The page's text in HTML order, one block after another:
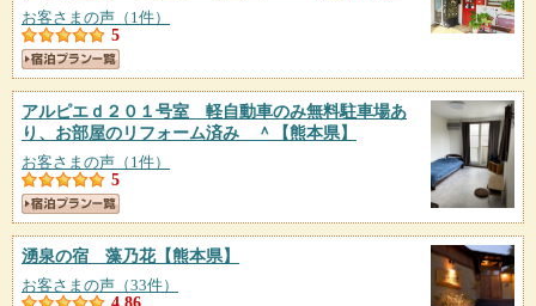
お客さまの声（1件）
5
アルピエｄ２０１号室 軽自動車のみ無料駐車場あ
り、お部屋のリフォーム済み ＾
【熊本県】
お客さまの声（1件）
5
湧泉の宿 藻乃花【熊本県】
お客さまの声（33件）